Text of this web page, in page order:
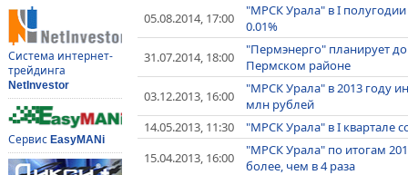
Система интернет-
трейдинга
NetInvestor
Сервис EasyMANi
05.08.2014, 17:00
"МРСК Урала" в I полугодии
0.01%
31.07.2014, 18:00
"Пермэнерго" планирует
Пермском районе
03.12.2013, 16:00
"МРСК Урала" в 2013 году
млн рублей
14.05.2013, 11:30
"МРСК Урала" в I квартале
15.04.2013, 16:00
"МРСК Урала" по итогам
более, чем в 4 раза